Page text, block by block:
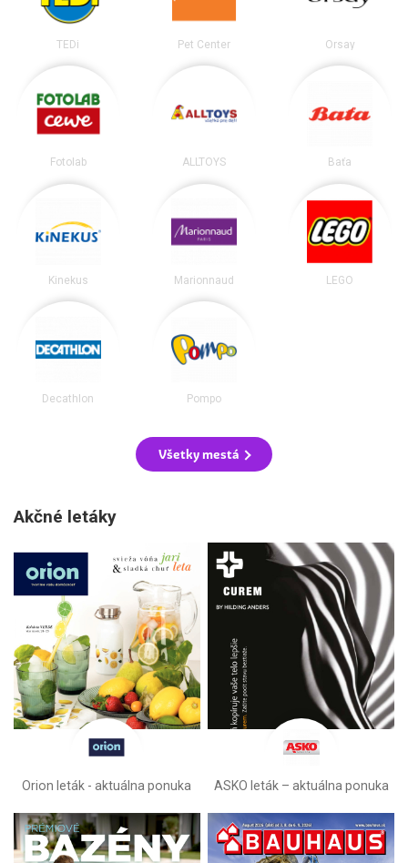
TEDi Pet Center Orsay
Fotolab ALLTOYS Baťa
Kinekus Marionnaud LEGO
Decathlon Pompo
Všetky mestá
Akčné letáky
Orion leták - aktuálna ponuka ASKO leták – aktuálna ponuka